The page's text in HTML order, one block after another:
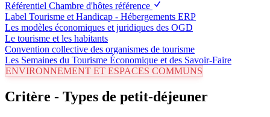
Référentiel Chambre d'hôtes référence
Label Tourisme et Handicap - Hébergements ERP
Les modèles économiques et juridiques des OGD
Le tourisme et les habitants
Convention collective des organismes de tourisme
Les Semaines du Tourisme Économique et des Savoir-Faire
ENVIRONNEMENT ET ESPACES COMMUNS
Critère - Types de petit-déjeuner